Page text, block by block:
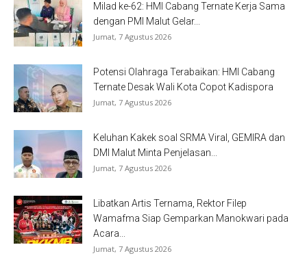
Milad ke-62: HMI Cabang Ternate Kerja Sama
dengan PMI Malut Gelar...
Jumat, 7 Agustus 2026
Potensi Olahraga Terabaikan: HMI Cabang
Ternate Desak Wali Kota Copot Kadispora
Jumat, 7 Agustus 2026
Keluhan Kakek soal SRMA Viral, GEMIRA dan
DMI Malut Minta Penjelasan...
Jumat, 7 Agustus 2026
Libatkan Artis Ternama, Rektor Filep
Wamafma Siap Gemparkan Manokwari pada
Acara...
Jumat, 7 Agustus 2026